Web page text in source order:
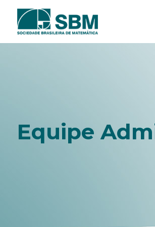
Pular
para
Equipe